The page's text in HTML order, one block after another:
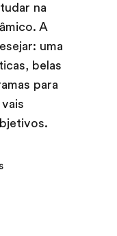
na
A
uma
belas
para